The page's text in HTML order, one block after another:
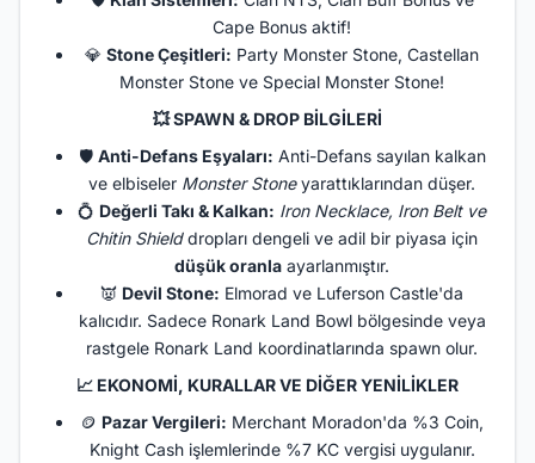
Cape Bonus aktif!
💎 Stone Çeşitleri: Party Monster Stone, Castellan
Monster Stone ve Special Monster Stone!
💥SPAWN & DROP BİLGİLERİ
🛡️ Anti-Defans Eşyaları: Anti-Defans sayılan kalkan
ve elbiseler Monster Stoneyarattıklarından düşer.
💍 Değerli Takı & Kalkan: Iron Necklace, Iron Belt ve
Chitin Shielddropları dengeli ve adil bir piyasa için
düşük oranla ayarlanmıştır.
👿 Devil Stone: Elmorad ve Luferson Castle'da
kalıcıdır. Sadece Ronark Land Bowl bölgesinde veya
rastgele Ronark Land koordinatlarında spawn olur.
📈 EKONOMİ, KURALLAR VE DİĞER YENİLİKLER
🪙 Pazar Vergileri: Merchant Moradon'da %3 Coin,
Knight Cash işlemlerinde %7 KC vergisi uygulanır.